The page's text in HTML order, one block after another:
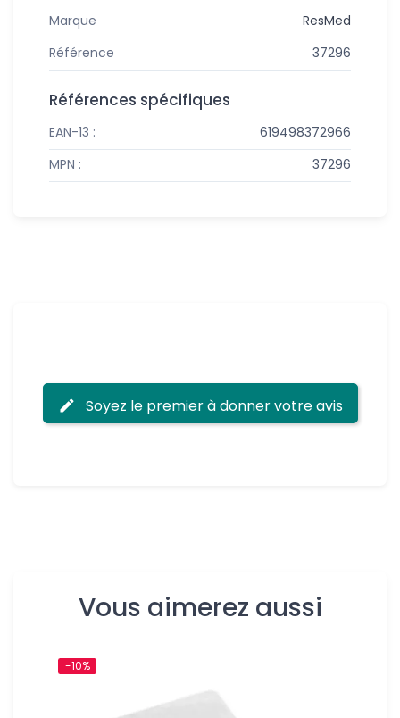
Marque
ResMed
Référence
37296
Références spécifiques
EAN-13 :
619498372966
MPN :
37296
Soyez le premier à donner votre avis
Vous aimerez aussi
-10%